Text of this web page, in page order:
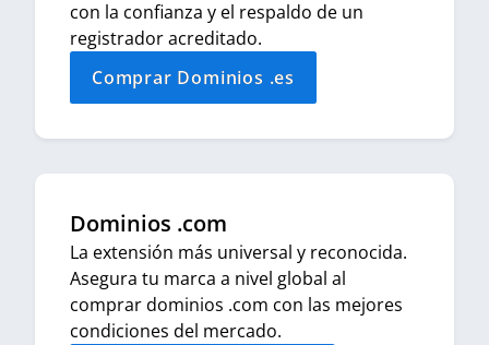
con la confianza y el respaldo de un
registrador acreditado.
Comprar Dominios .es
Dominios .com
La extensión más universal y reconocida.
Asegura tu marca a nivel global al
comprar dominios .com con las mejores
condiciones del mercado.